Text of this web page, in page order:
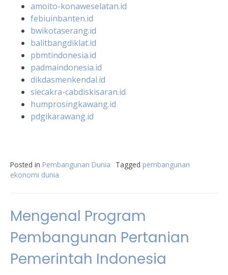
amoito-konaweselatan.id
febiuinbanten.id
bwikotaserang.id
balitbangdiklat.id
pbmtindonesia.id
padmaindonesia.id
dikdasmenkendal.id
siecakra-cabdiskisaran.id
humprosingkawang.id
pdgikarawang.id
Posted in Pembangunan Dunia Tagged pembangunan
ekonomi dunia
Mengenal Program
Pembangunan Pertanian
Pemerintah Indonesia